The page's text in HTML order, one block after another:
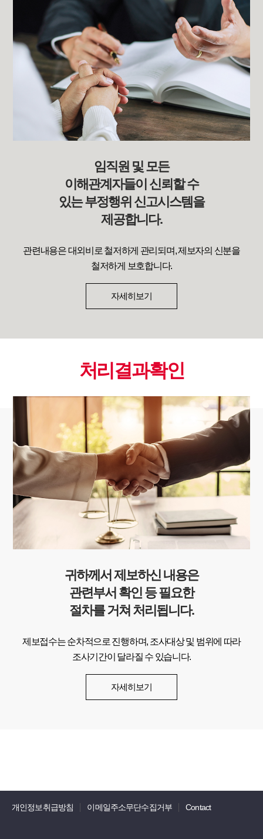
임직원 및 모든
이해관계자들이 신뢰할 수
있는 부정행위 신고시스템을
제공합니다.
관련내용은 대외비로 철저하게 관리되며, 제보자의 신분을
철저하게 보호합니다.
자세히보기
처리결과확인
귀하께서 제보하신 내용은
관련부서 확인 등 필요한
절차를 거쳐 처리됩니다.
제보접수는 순차적으로 진행하며, 조사대상 및 범위에 따라
조사기간이 달라질 수 있습니다.
자세히보기
개인정보취급방침 이메일주소무단수집거부 Contact